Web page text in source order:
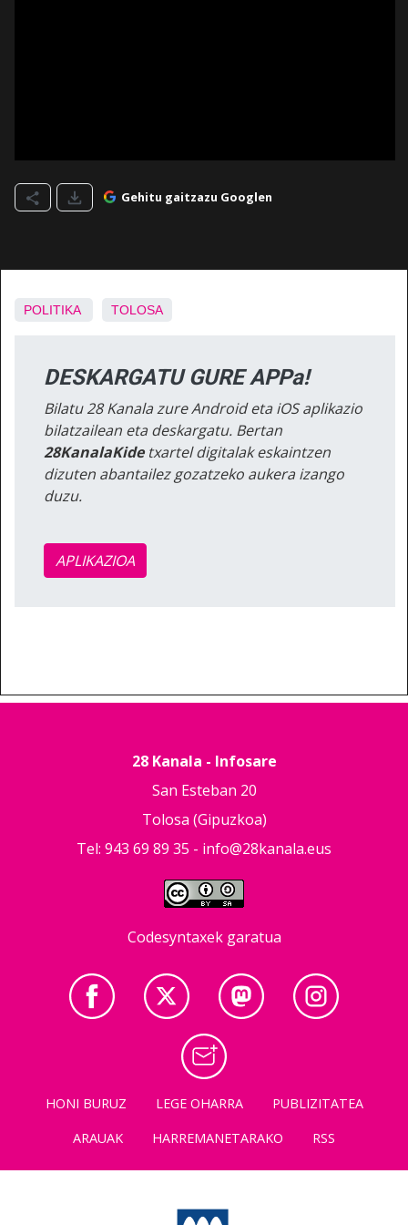
Gehitu gaitzazu Googlen
POLITIKA TOLOSA
DESKARGATU GURE APPa!
Bilatu 28 Kanala zure Android eta iOS aplikazio
bilatzailean eta deskargatu. Bertan
28KanalaKidetxartel digitalak eskaintzen
dizuten abantailez gozatzeko aukera izango
duzu.
APLIKAZIOA
28 Kanala - Infosare
San Esteban 20
Tolosa (Gipuzkoa)
Tel: 943 69 89 35 - info@28kanala.eus
Codesyntaxek garatua
HONI BURUZ LEGE OHARRA
PUBLIZITATEA
ARAUAK
HARREMANETARAKO RSS